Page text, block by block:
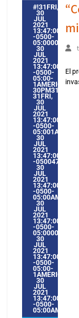
#!31FRI,
30
JUL
2021
13:47:00
-0500-
30
JUL
2021
13:47:00
-0500-
05:00-
1AMERICA/
30PM31PM-
31FRI,
30
JUL
2021
13:47:00
-0500-
30
JUL
2021
13:47:00
-
30
JUL
2021
13:47:00
-0500-
30
JUL
2021
13:47:00
-0500-
05:000031#/
30
JUL
2021
13:47:00
-0500-
05:00-
1AMERICA/
30
JUL
2021
13:47:00
-0500-
El